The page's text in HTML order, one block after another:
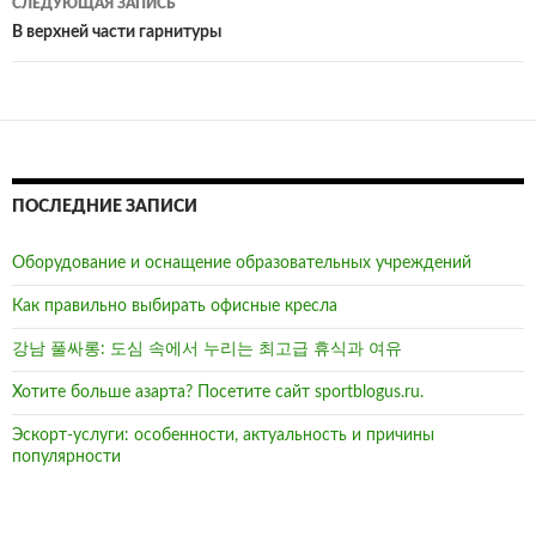
СЛЕДУЮЩАЯ ЗАПИСЬ
В верхней части гарнитуры
ПОСЛЕДНИЕ ЗАПИСИ
Оборудование и оснащение образовательных учреждений
Как правильно выбирать офисные кресла
강남 풀싸롱: 도심 속에서 누리는 최고급 휴식과 여유
Хотите больше азарта? Посетите сайт sportblogus.ru.
Эскорт-услуги: особенности, актуальность и причины
популярности